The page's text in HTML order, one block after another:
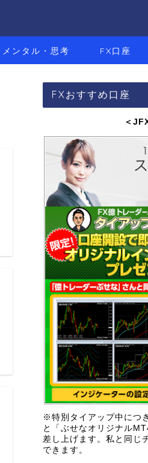
メンタル・思考 FX口座
FXおすすめ口座
＜
※特別タイアップ中につき
と「ぶせなオリジナル
差し上げます。私と同じ
できます。